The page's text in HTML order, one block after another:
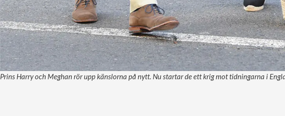
Prins Harry och Meghan rör upp känslorna på nytt. Nu startar de ett krig mot tidningarna i